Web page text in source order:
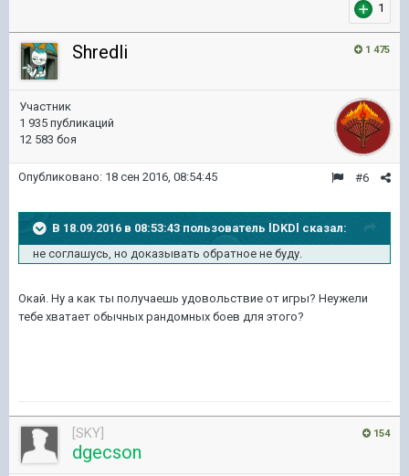
1
1 475
Shredli
Участник
1 935 публикаций
12 583 боя
#6
Опубликовано: 18 сен 2016, 08:54:45
В 18.09.2016 в 08:53:43 пользователь lDKDl сказал:
не соглашусь, но доказывать обратное не буду.
Окай. Ну а как ты получаешь удовольствие от игры? Неужели
тебе хватает обычных рандомных боев для этого?
154
[SKY]
dgecson